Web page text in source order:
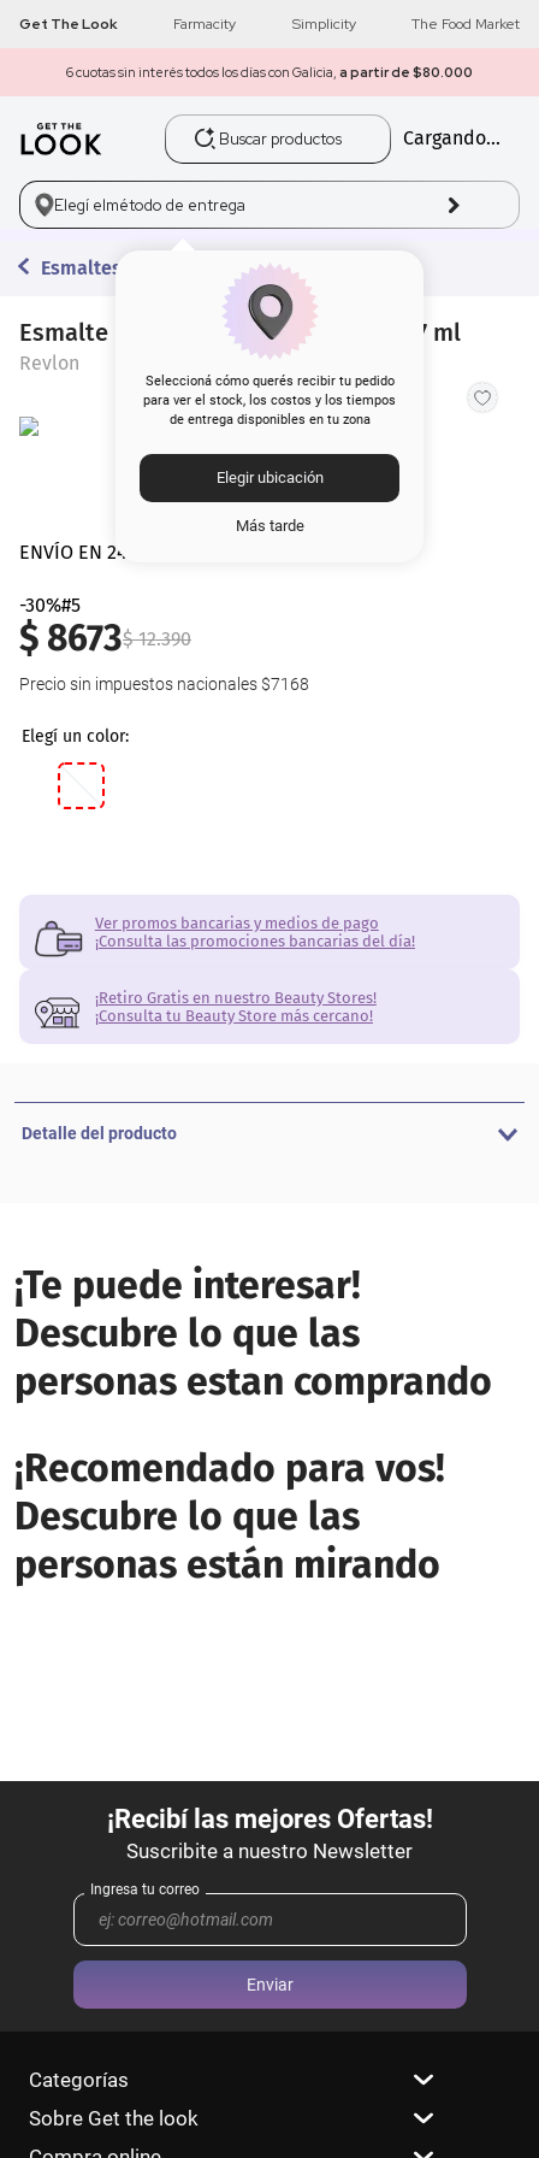
Get The Look Farmacity Simplicity The Food Market
6 cuotas sin interés todos los días con Galicia, a partir de $80.000
Buscar productos
Cargando...
Elegí elmétodo de entrega
Seleccioná cómo querés recibir tu pedido
para ver el stock, los costos y los tiempos
de entrega disponibles en tu zona
Elegir ubicación
Más tarde
Esmaltes
Esmalte para Uñas Nail Enamel x 14,7 ml
Revlon
ENVÍO EN 24 hs | AMBA
-30%#5
$ 8673$ 12.390
Precio sin impuestos nacionales $7168
Ver promos bancarias y medios de pago
¡Consulta las promociones bancarias del día!
¡Retiro Gratis en nuestro Beauty Stores!
¡Consulta tu Beauty Store más cercano!
Detalle del producto
¡Te puede interesar!
Descubre lo que las
personas estan comprando
¡Recomendado para vos!
Descubre lo que las
personas están mirando
Enviar
Categorías
Sobre Get the look
1 get the look
2 máscara pestañas
3.
5. corrector
6.
8. base
9. cher
10